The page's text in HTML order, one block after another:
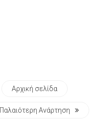
Αρχική σελίδα
Παλαιότερη Ανάρτηση